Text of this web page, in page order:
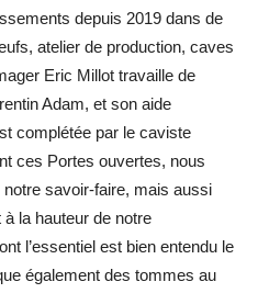
depuis 2019 dans de
atelier de production, caves
Eric Millot travaille de
Adam, et son aide
complétée par le caviste
ces Portes ouvertes, nous
savoir-faire, mais aussi
la hauteur de notre
l’essentiel est bien entendu le
également des tommes au